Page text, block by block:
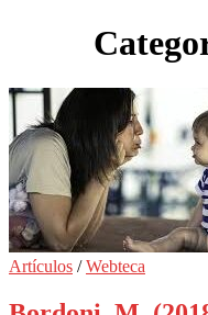
Artículos /Webteca